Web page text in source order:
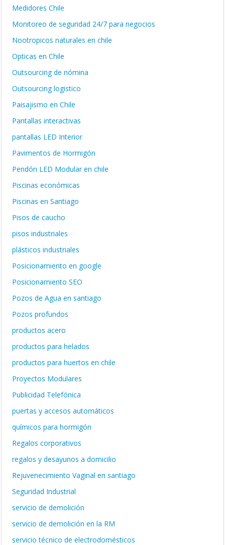
Medidores Chile
Monitoreo de seguridad 24/7 para negocios
Nootropicos naturales en chile
Opticas en Chile
Outsourcing de nómina
Outsourcing logistico
Paisajismo en Chile
Pantallas interactivas
pantallas LED Interior
Pavimentos de Hormigón
Pendón LED Modular en chile
Piscinas económicas
Piscinas en Santiago
Pisos de caucho
pisos industriales
plásticos industriales
Posicionamiento en google
Posicionamiento SEO
Pozos de Agua en santiago
Pozos profundos
productos acero
productos para helados
productos para huertos en chile
Proyectos Modulares
Publicidad Telefónica
puertas y accesos automáticos
químicos para hormigón
Regalos corporativos
regalos y desayunos a domicilio
Rejuvenecimiento Vaginal en santiago
Seguridad Industrial
servicio de demolición
servicio de demolición en la RM
servicio técnico de electrodomésticos